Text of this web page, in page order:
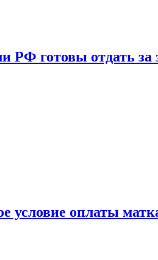
РФ готовы отдать за
условие оплаты